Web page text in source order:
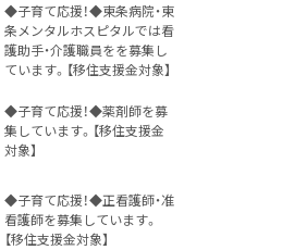
◆子育て応援！◆東条病院・東
条メンタルホスピタルでは看
護助手・介護職員をを募集し
ています。【移住支援金対象】
◆子育て応援！◆薬剤師を募
集しています。【移住支援金
対象】
◆子育て応援！◆正看護師・准
看護師を募集しています。
【移住支援金対象】